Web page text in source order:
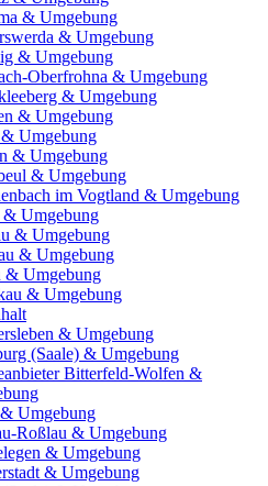
& Umgebung
& Umgebung
& Umgebung
Oberfrohna & Umgebung
& Umgebung
& Umgebung
Umgebung
& Umgebung
& Umgebung
im Vogtland & Umgebung
& Umgebung
& Umgebung
& Umgebung
& Umgebung
& Umgebung
& Umgebung
(Saale) & Umgebung
Bitterfeld-Wolfen &
Umgebung
Roßlau & Umgebung
& Umgebung
& Umgebung